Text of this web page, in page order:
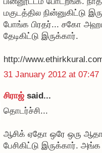
மகுடத்தில
போங்க பிரதர்... சகோ
தேடிகிட்டு இருக்கார்.
http://
31 January 2012 at 07:47
சிராஜ் said...
தொடர்ச்சி...
ஆசிக் ஏதோ ஒரே ஒரு
பேசிகிட்டு இருக்கார்.